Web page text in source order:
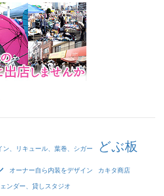
ン、リキュール、葉巻、シガー
どぶ板
オーナー自ら内装をデザイン カキタ商店
ンダー、貸しスタジオ